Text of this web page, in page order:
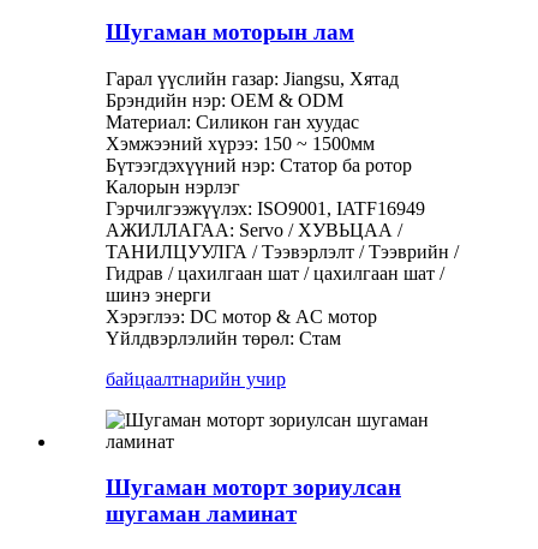
Шугаман моторын лам
Гарал үүслийн газар: Jiangsu, Хятад
Брэндийн нэр: OEM & ODM
Материал: Силикон ган хуудас
Хэмжээний хүрээ: 150 ~ 1500мм
Бүтээгдэхүүний нэр: Статор ба ротор
Калорын нэрлэг
Гэрчилгээжүүлэх: ISO9001, IATF16949
АЖИЛЛАГАА: Servo / ХУВЬЦАА /
ТАНИЛЦУУЛГА / Тээвэрлэлт / Тээврийн /
Гидрав / цахилгаан шат / цахилгаан шат /
шинэ энерги
Хэрэглээ: DC мотор & AC мотор
Үйлдвэрлэлийн төрөл: Стам
байцаалтнарийн учир
Шугаман моторт зориулсан
шугаман ламинат